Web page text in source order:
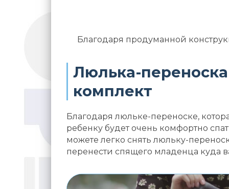
Благодаря продуманной
Люлька-
комплект
Благодаря люльке-переноске,
ребенку будет очень комфортно
можете легко снять люльку-
перенести спящего младенца куда